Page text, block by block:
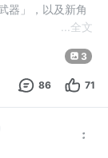
器」，以及新角
下：
们也会在第一时
踢下线，为了防
全文
3
86 71